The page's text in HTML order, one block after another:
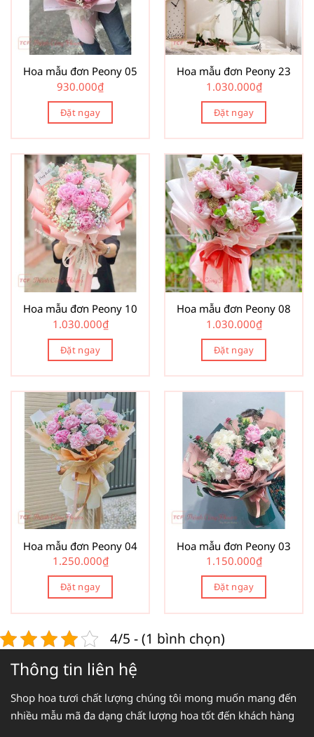
Hoa mẫu đơn Peony 05
930.000₫
Đặt ngay
Hoa mẫu đơn Peony 23
1.030.000₫
Đặt ngay
Hoa mẫu đơn Peony 10
1.030.000₫
Đặt ngay
Hoa mẫu đơn Peony 08
1.030.000₫
Đặt ngay
Hoa mẫu đơn Peony 04
1.250.000₫
Đặt ngay
Hoa mẫu đơn Peony 03
1.150.000₫
Đặt ngay
4/5 - (1 bình chọn)
Thông tin liên hệ
Shop hoa tươi chất lượng chúng tôi mong muốn mang đến
nhiều mẫu mã đa dạng chất lượng hoa tốt đến khách hàng